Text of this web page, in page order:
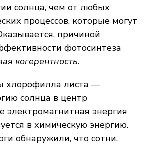
солнца, чем от любых
процессов, которые могут
причиной
фотосинтеза
когерентность.
хлорофилла листа —
солнца в центр
электромагнитная энергия
в химическую энергию.
обнаружили, что сотни,